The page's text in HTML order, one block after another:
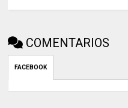
COMENTARIOS
FACEBOOK